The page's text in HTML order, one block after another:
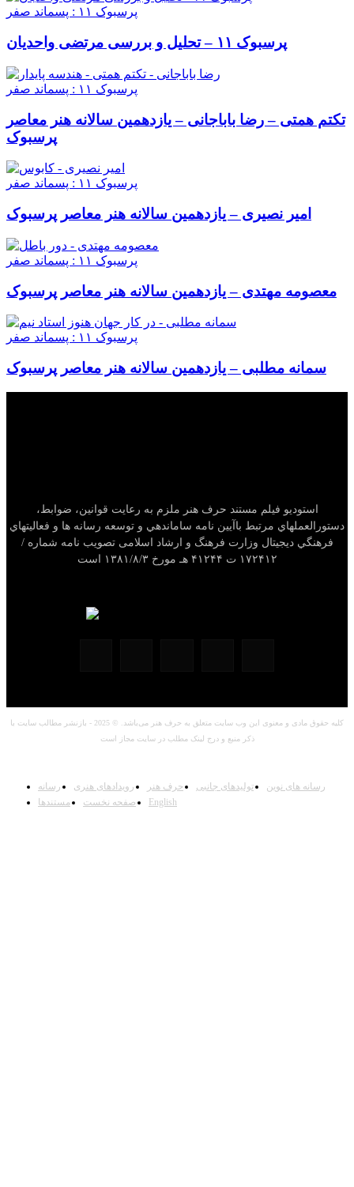
پرسبوک ۱۱ : پسماند صفر
پرسبوک ۱۱ – تحلیل و بررسی مرتضی واحدیان
پرسبوک ۱۱ : پسماند صفر
تکتم همتی – رضا باباجانی – یازدهمین سالانه هنر معاصر
پرسبوک
پرسبوک ۱۱ : پسماند صفر
امیر نصیری – یازدهمین سالانه هنر معاصر پرسبوک
پرسبوک ۱۱ : پسماند صفر
معصومه مهتدی – یازدهمین سالانه هنر معاصر پرسبوک
پرسبوک ۱۱ : پسماند صفر
سمانه مطلبی – یازدهمین سالانه هنر معاصر پرسبوک
استودیو فیلم مستند حرف هنر ملزم به رعایت قوانين، ضوابط،
دستورالعملهاي مرتبط باآيين نامه ساماندهي و توسعه رسانه ها و فعاليتهاي
فرهنگي ديجيتال وزارت فرهنگ و ارشاد اسلامی تصویب نامه شماره /
۱۷۲۴۱۲ ت ۴۱۲۴۴ هـ مورخ ۱۳۸۱/۸/۳ است
کلیه حقوق مادی و معنوی این وب سایت متعلق به حرف هنر می‌باشد. © 2025 - بازنشر مطالب سایت با
ذکر منبع و درج لینک مطلب در سایت مجاز است
رسانه رویدادهای هنری حرف هنر تولیدهای جانبی
رسانه های نوین
مستندها
صفحه نخست English